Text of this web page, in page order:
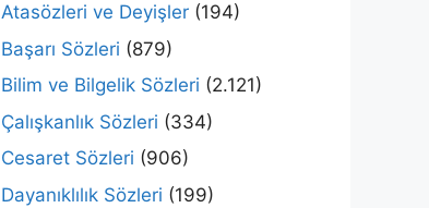
Atasözleri ve Deyişler (194)
Başarı Sözleri (879)
Bilim ve Bilgelik Sözleri (2.121)
Çalışkanlık Sözleri (334)
Cesaret Sözleri (906)
Dayanıklılık Sözleri (199)